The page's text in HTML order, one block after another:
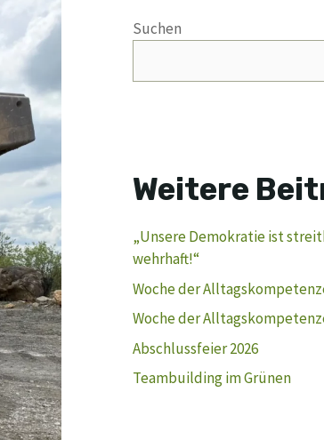
Suchen
Weitere
„Unsere Demokratie ist
wehrhaft!“
Woche der
Woche der
Abschlussfeier 2026
Teambuilding im Grünen